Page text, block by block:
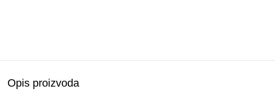
Opis proizvoda